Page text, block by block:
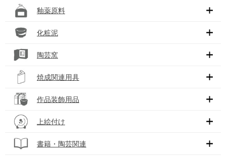
釉薬原料
化粧泥
陶芸窯
焼成関連用具
作品装飾用品
上絵付け
書籍・陶芸関連